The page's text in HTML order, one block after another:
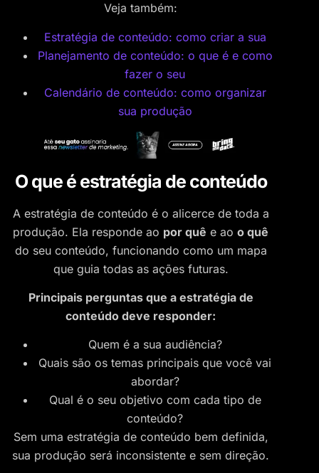
Veja também:
Estratégia de conteúdo: como criar a sua
Planejamento de conteúdo: o que é e como
fazer o seu
Calendário de conteúdo: como organizar
sua produção
O que é estratégia de conteúdo
A estratégia de conteúdo é o alicerce de toda a
produção. Ela responde ao por quê e ao o quê
do seu conteúdo, funcionando como um mapa
que guia todas as ações futuras.
Principais perguntas que a estratégia de
conteúdo deve responder:
Quem é a sua audiência?
Quais são os temas principais que você vai
abordar?
Qual é o seu objetivo com cada tipo de
conteúdo?
Sem uma estratégia de conteúdo bem definida,
sua produção será inconsistente e sem direção.